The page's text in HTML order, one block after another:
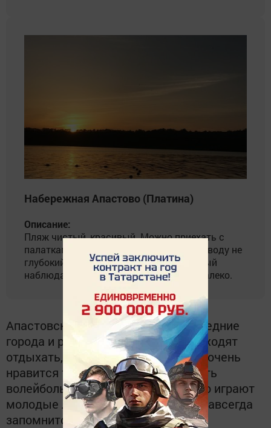
Набережная Апастово (Платина)
Описание:
Пляж чистый, красивый. Можно приехать с
палатками. Не бояться за детей, вход в воду не
глубокий. Есть также инструктор который
наблюдает чтобы никто не заплывал далеко.
Апастовский пляж знают даже соседние
города и районы. Многие люди приходят
отдыхать, купаться. Чистый песок очень
нравится тем, кто живет. Также есть
волейбольная сеть, в которой часто играют
молодые люди. Конечно, природа навсегда
запомнится и хочется вернуться.